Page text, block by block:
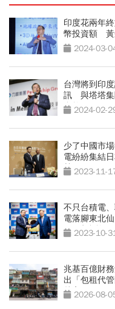
印度花兩年
幣投資額 黃
2024-03-
台灣將到印
訊 與塔塔集
台幣2024-02-
少了中國市
電紛紛集結
勢 2023-11-
不只台積電
電落腳東北
800億台幣
2023-10-
兆基百億財
出「包租代
越高？
2026-08-